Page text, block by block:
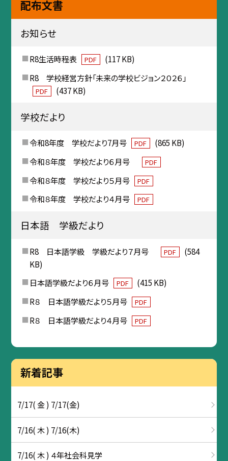
配布文書
お知らせ
R8生活時程表 PDF
(117 KB)
R8 学校経営方針「未来の学校ビジョン２０２６」
PDF (437 KB)
学校だより
令和8年度 学校だより7月号 PDF
(865 KB)
令和８年度 学校だより６月号
PDF
令和８年度 学校だより５月号 PDF
令和８年度 学校だより４月号 PDF
日本語 学級だより
R8 日本語学級 学級だより７月号 PDF
(584
KB)
日本語学級だより６月号
PDF
(415 KB)
R８ 日本語学級だより５月号
PDF
R８ 日本語学級だより４月号 PDF
新着記事
7/17( 金 ) 7/17(金)
7/16( 木 ) 7/16(木)
7/16( 木 ) ４年社会科見学